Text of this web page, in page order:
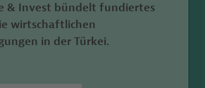
& Invest bündelt fundiertes
wirtschaftlichen
in der Türkei.